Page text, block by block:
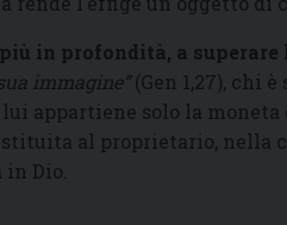
in profondità, a
immagine”(Gen 1,27), chi
lui appartiene solo la
al proprietario, nella
Dio.